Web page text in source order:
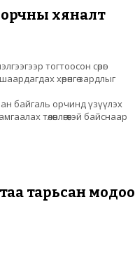
орчны хяналт
тогтоосон сөрөг
хөрөнгө зардлыг
байгаль орчинд үзүүлэх
төлөвлөгөөтэй байснаар
тарьсан модоо